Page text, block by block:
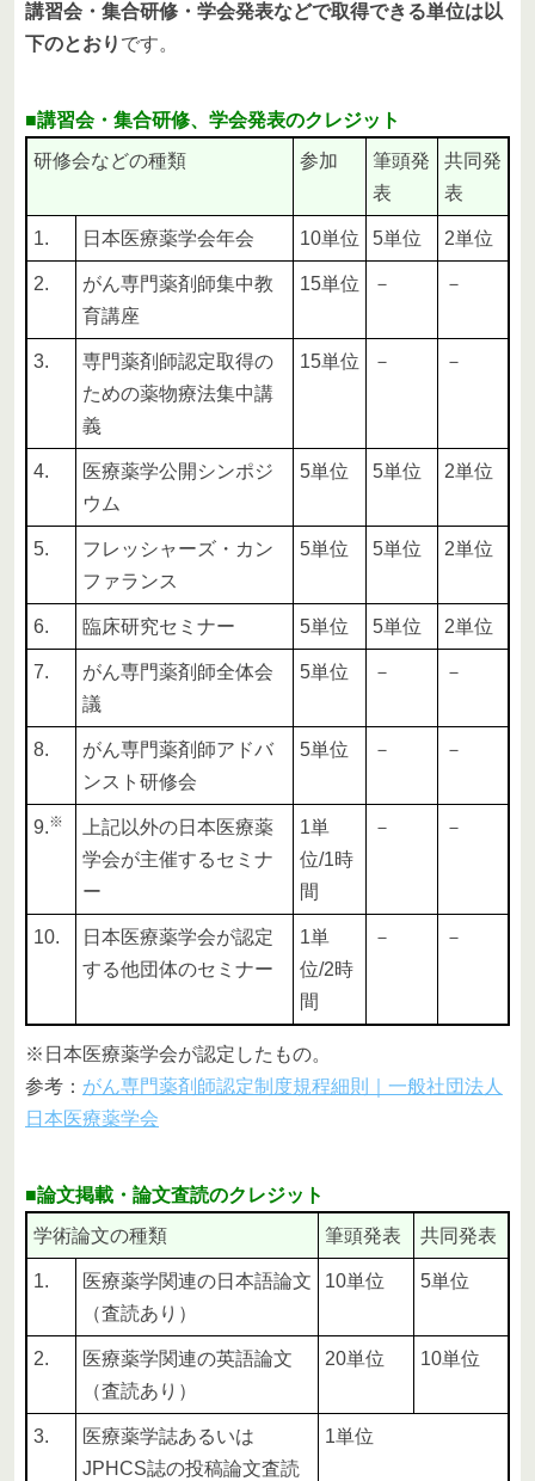
講習会・集合研修・学会発表などで取得できる単位は以
下のとおり です。
■講習会・集合研修、学会発表のクレジット
研修会などの種類
参加
筆頭発
表
共同発
表
1. 日本医療薬学会年会 10単位 5単位 2単位
2.
がん専門薬剤師集中教
育講座
15単位 － －
3.
専門薬剤師認定取得の
ための薬物療法集中講
義
15単位 － －
4.
医療薬学公開シンポジ
ウム
5単位 5単位 2単位
5.
フレッシャーズ・カン
ファランス
5単位 5単位 2単位
6. 臨床研究セミナー 5単位 5単位 2単位
7.
がん専門薬剤師全体会
議
5単位 － －
8.
がん専門薬剤師アドバ
ンスト研修会
5単位 － －
9.※
上記以外の日本医療薬
学会が主催するセミナ
ー
1単
位/1時
間
－ －
10.
日本医療薬学会が認定
する他団体のセミナー
1単
位/2時
間
－ －
※日本医療薬学会が認定したもの。
参考： がん専門薬剤師認定制度規程細則｜一般社団法人
日本医療薬学会
■論文掲載・論文査読のクレジット
学術論文の種類
筆頭発表 共同発表
1.
医療薬学関連の日本語論文
（査読あり）
10単位 5単位
2.
医療薬学関連の英語論文
（査読あり）
20単位 10単位
3.
医療薬学誌あるいは
JPHCS誌の投稿論文査読
1単位